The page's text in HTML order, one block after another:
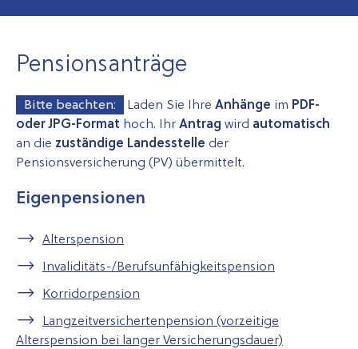
Pensionsanträge
Bitte beachten: Laden Sie Ihre Anhänge im PDF-
oder JPG-Format hoch. IhrAntrag wird automatisch
an die zuständige Landesstelle der
Pensionsversicherung (PV) übermittelt.
Eigenpensionen
Alterspension
Invaliditäts-/Berufsunfähigkeitspension
Korridorpension
Langzeitversichertenpension (vorzeitige
Alterspension bei langer Versicherungsdauer)